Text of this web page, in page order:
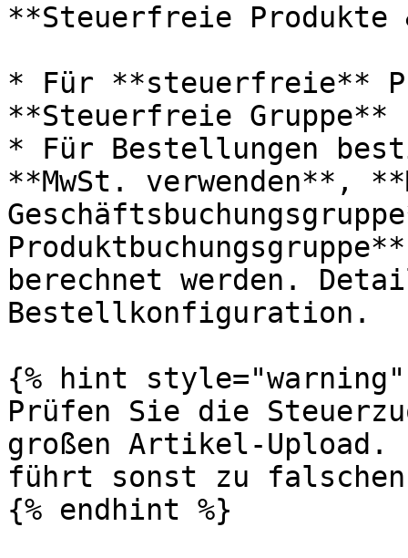
**Steuerfreie
* Für **steuerfreie**
**Steuerfreie
* Für Bestellungen
**MwSt. verwenden**,
berechnet werden.
Bestellkonfiguration.
{% hint style="warning"
Prüfen Sie die
großen Artikel-Upload.
führt sonst zu
{% endhint %}